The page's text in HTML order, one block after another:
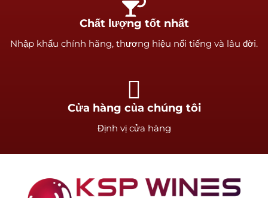
Chất lượng tốt nhất
Nhập khẩu chính hãng, thương hiệu nổi tiếng và lâu đời.
Cửa hàng của chúng tôi
Định vị cửa hàng